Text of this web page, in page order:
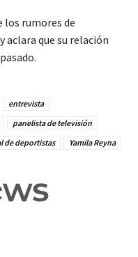
los rumores de
aclara que su relación
entrevista
panelista de televisión
de deportistas Yamila Reyna